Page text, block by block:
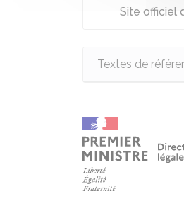
Site officiel
Textes de